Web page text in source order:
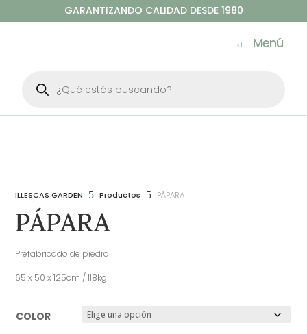
GARANTIZANDO CALIDAD DESDE 1980
Menú
productos
ILLESCAS GARDEN 5 Productos 5 PÁPARA
PÁPARA
Prefabricado de piedra
65 x 50 x 125cm / 118kg
COLOR